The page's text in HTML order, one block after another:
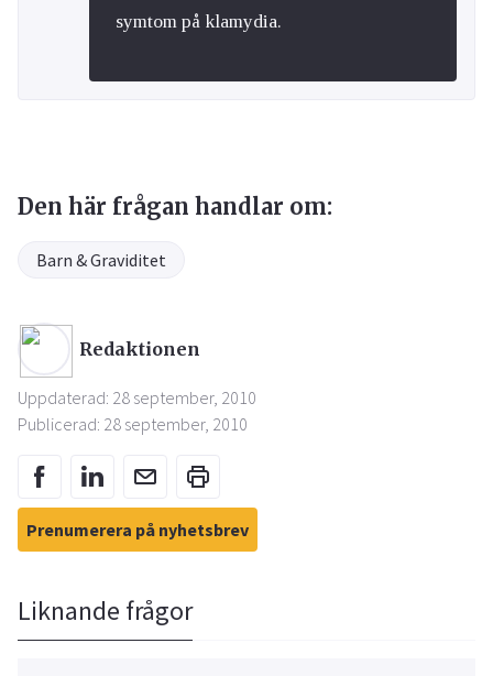
symtom på klamydia.
Den här frågan handlar om:
Barn & Graviditet
Redaktionen
Uppdaterad: 28 september, 2010
Publicerad: 28 september, 2010
Prenumerera på nyhetsbrev
Liknande frågor